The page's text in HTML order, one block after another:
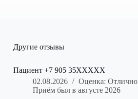
Другие отзывы
Пациент +7 905 35XXXXX
02.08.2026
Оценка: Отлично
Приём был в августе 2026